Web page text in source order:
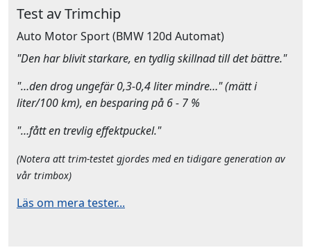
Test av Trimchip
Auto Motor Sport(BMW 120d Automat)
"Den har blivit starkare, en tydlig skillnad till det bättre."
"…den drog ungefär 0,3-0,4 liter mindre…" (mätt i
liter/100 km), en besparing på 6 - 7 %
"…fått en trevlig effektpuckel."
(Notera att trim-testet gjordes med en tidigare generation av
vår trimbox)
Läs om mera tester...